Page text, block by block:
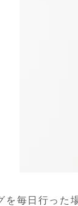
を毎日行った